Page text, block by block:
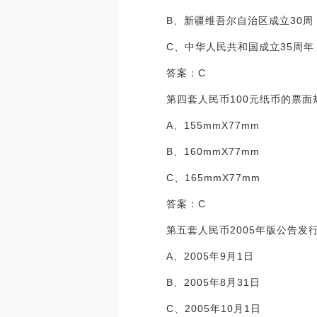
B、新疆维吾尔自治区成立30周
C、中华人民共和国成立35周年
答案：C
第四套人民币100元纸币的票面
A、155mmX77mm
B、160mmX77mm
C、165mmX77mm
答案：C
第五套人民币2005年版公告发
A、2005年9月1日
B、2005年8月31日
C、2005年10月1日